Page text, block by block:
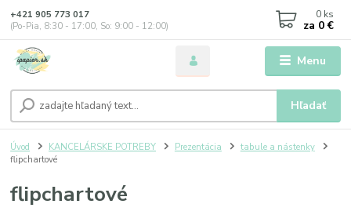
Menu
Hľadať
+421 905 773 017
(Po-Pia, 8:30 - 17:00, So: 9:00 - 12:00)
0 ks
za 0 €
Úvod KANCELÁRSKE POTREBY Prezentácia
tabule a nástenky
flipchartové
flipchartové